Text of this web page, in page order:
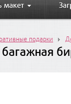
макет
подарки